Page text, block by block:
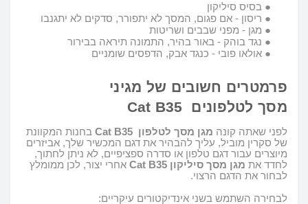
● בסיס סיליקון
● ריסון - אם פגום, המסך לא יתפורר, סדקים לא יתגנבו
● מגן - מפני שבבים ושריטות
● נגד בוהק - באור בהיר, התמונה תיראה בבירור
● אולאו פובי - כנגד אבק, הדפסים שומניים
פרמטרים חשובים של מגיני
מסך לטלפונים
לפני שאתה קונה מגן מסך לטלפון
בחנות המקוונת
של סקרין מוביל, עליך להבהיר את דגם המכשיר שלך, אביזרים
מיוצרים עבור דגם טלפון או סדרה ספציפיים, לא ניתן לחתוך,
לחדד את מגן מסך סיליקון Cat B35 אחרי יצור, לכן ממומלץ
לבחור את הדגם הרצוי.
לבחירה השתמש בשני אינדיקטורים עיקריים: